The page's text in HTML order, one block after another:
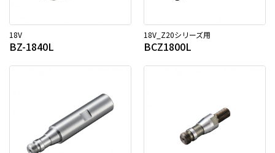
18V
BZ-1840L
18V_Z20シリーズ用
BCZ1800L